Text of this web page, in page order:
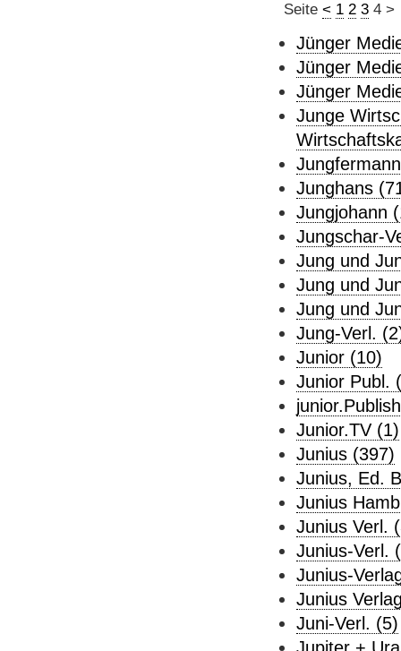
Seite < 1 2 3 4 >
Jünger
Jünger
Jünger
Junge
Junghans
Jungjohann
Jungschar-
Jung und
Jung und
Jung und
Jung-Verl.
Junior (10)
Junior Publ.
Junior.TV (1)
Junius (397)
Junius, Ed.
Junius
Junius Verl.
Junius-Verl.
Junius-
Junius
Juni-Verl. (5)